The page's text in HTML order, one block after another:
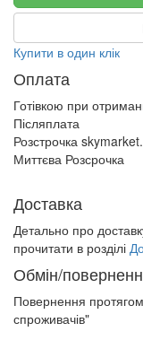
Купити в один клік
Оплата
Готівкою при
Післяплата
Розстрочка
Миттєва Розсрочка
Доставка
Детально про
прочитати в розділі
Обмін/
Повернення протягом
спроживачів"